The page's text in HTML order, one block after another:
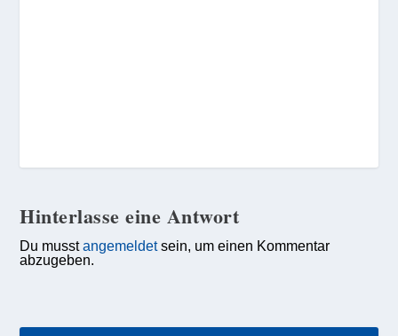
Hinterlasse eine Antwort
Du musstangemeldetsein, um einen Kommentar
abzugeben.